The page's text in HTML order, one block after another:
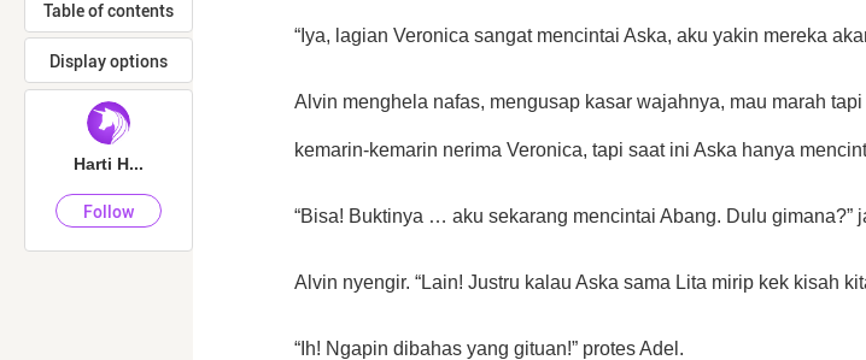
“Iya, lagian Veronica sangat mencintai Aska, aku yakin mereka
Alvin menghela nafas, mengusap kasar wajahnya, mau marah
kemarin-kemarin nerima Veronica, tapi saat ini Aska hanya
“Bisa! Buktinya … aku sekarang mencintai Abang. Dulu gimana?”
Alvin nyengir. “Lain! Justru kalau Aska sama Lita mirip kek kisah
“Ih! Ngapin dibahas yang gituan!” protes Adel.
Table of contents
Display options
Harti H...
Follow